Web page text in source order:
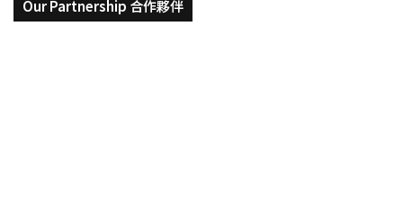
Our Partnership 合作夥伴